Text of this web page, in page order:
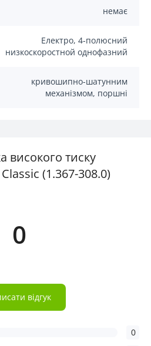
немає
Електро, 4-полюсний
низкоскоростной однофазний
кривошипно-шатунним
механізмом, поршні
високого тиску
(1.367-308.0)
0
відгук
0